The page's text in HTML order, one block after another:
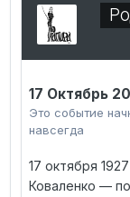
17 Октябрь
Это событие
навсегда
17 октября
Коваленко —